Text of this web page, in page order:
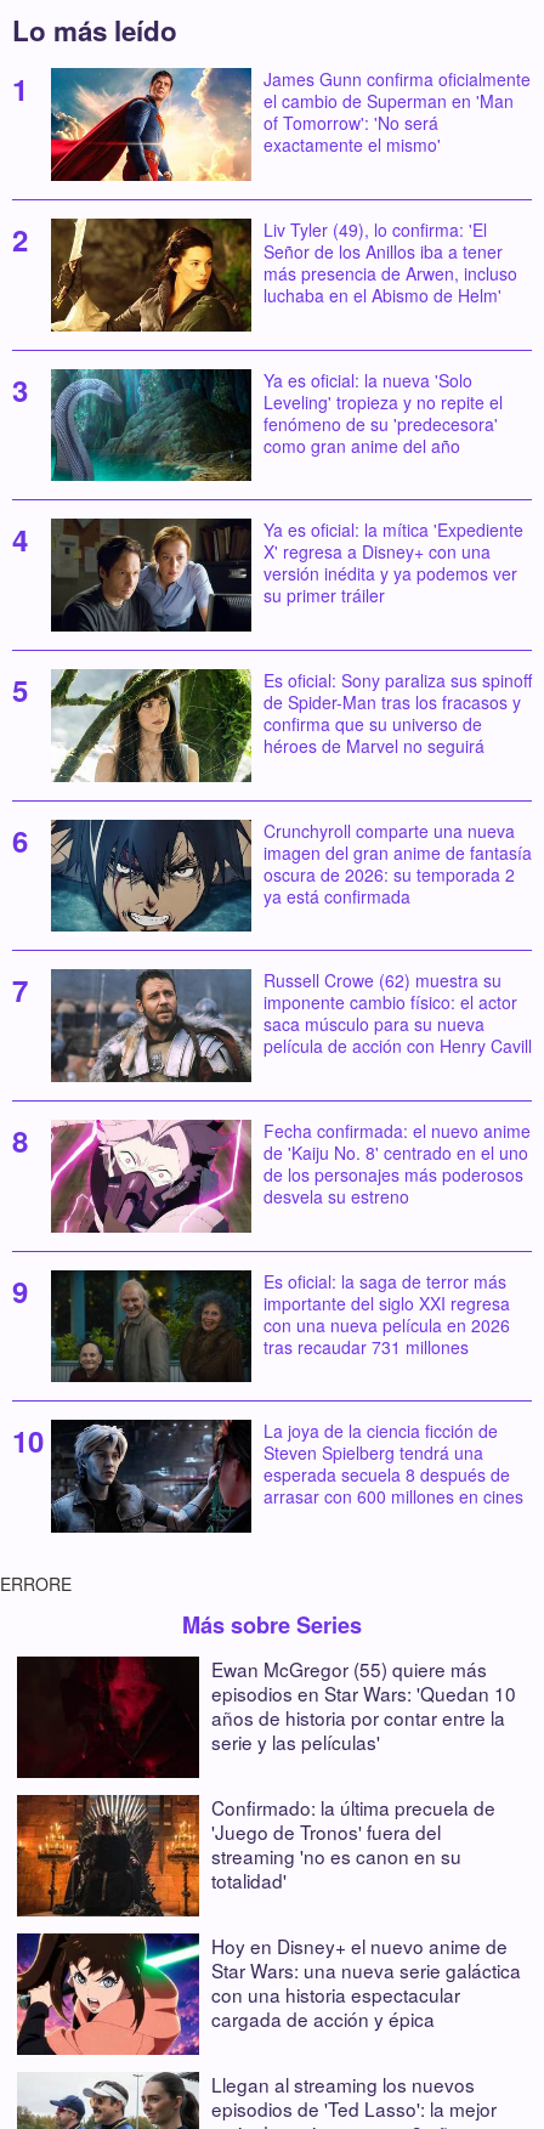
Lo más leído
James Gunn confirma oficialmente
el cambio de Superman en 'Man
of Tomorrow': 'No será
exactamente el mismo'
Liv Tyler (49), lo confirma: 'El
Señor de los Anillos iba a tener
más presencia de Arwen, incluso
luchaba en el Abismo de Helm'
Ya es oficial: la nueva 'Solo
Leveling' tropieza y no repite el
fenómeno de su 'predecesora'
como gran anime del año
Ya es oficial: la mítica 'Expediente
X' regresa a Disney+ con una
versión inédita y ya podemos ver
su primer tráiler
Es oficial: Sony paraliza sus spinoff
de Spider-Man tras los fracasos y
confirma que su universo de
héroes de Marvel no seguirá
Crunchyroll comparte una nueva
imagen del gran anime de fantasía
oscura de 2026: su temporada 2
ya está confirmada
Russell Crowe (62) muestra su
imponente cambio físico: el actor
saca músculo para su nueva
película de acción con Henry Cavill
Fecha confirmada: el nuevo anime
de 'Kaiju No. 8' centrado en el uno
de los personajes más poderosos
desvela su estreno
Es oficial: la saga de terror más
importante del siglo XXI regresa
con una nueva película en 2026
tras recaudar 731 millones
La joya de la ciencia ficción de
Steven Spielberg tendrá una
esperada secuela 8 después de
arrasar con 600 millones en cines
ERRORE
Más sobre Series
Ewan McGregor (55) quiere más
episodios en Star Wars: 'Quedan 10
años de historia por contar entre la
serie y las películas'
Confirmado: la última precuela de
'Juego de Tronos' fuera del
streaming 'no es canon en su
totalidad'
Hoy en Disney+ el nuevo anime de
Star Wars: una nueva serie galáctica
con una historia espectacular
cargada de acción y épica
Llegan al streaming los nuevos
episodios de 'Ted Lasso': la mejor